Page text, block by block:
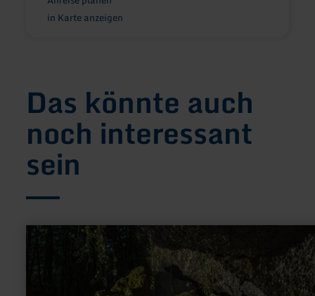
in Karte anzeigen
Das könnte auch
noch interessant
sein
mehr
erfahren
Genovevahöhle